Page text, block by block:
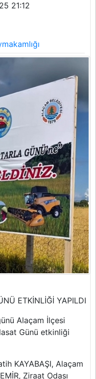
21:12
ETKİNLİĞİ YAPILDI
Alaçam İlçesi
Günü etkinliği
KAYABAŞI, Alaçam
Ziraat Odası